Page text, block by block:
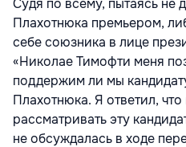
Судя по всему, пытаясь не
Плахотнюка премьером,
себе союзника в лице
«Николае Тимофти меня
поддержим ли мы
Плахотнюка. Я ответил,
рассматривать эту
не обсуждалась в ходе